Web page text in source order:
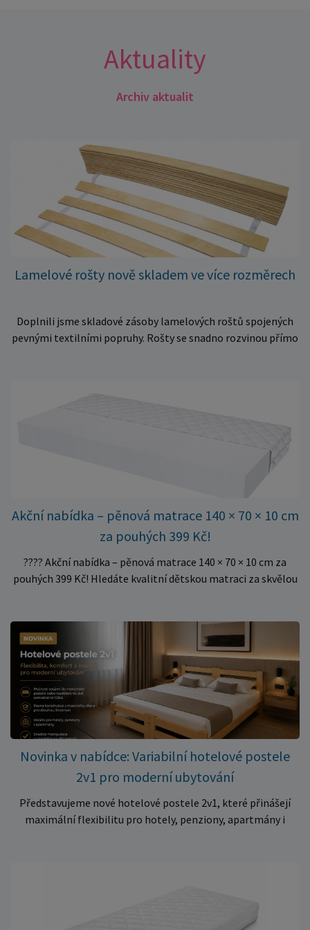
Aktuality
Archiv aktualit
Lamelové rošty nově skladem ve více rozměrech
Doplnili jsme skladové zásoby lamelových roštů spojených
pevnými textilními popruhy. Rošty se snadno rozvinou přímo
množství kusů, proto můžeme objednávky rychle expedovat.
Vyberte si vhodný rozměr a dopřejte své matraci kvalitní
podklad za výhodnou cenu.
Akční nabídka – pěnová matrace 140 × 70 × 10 cm
za pouhých 399 Kč!
???? Akční nabídka – pěnová matrace 140 × 70 × 10 cm za
pouhých 399 Kč! Hledáte kvalitní dětskou matraci za skvělou
✅ Pohodlné pěnové jádro pro komfortní spánek dítěte ✅
Skvělá volba do dětských postýlek ✅ Výjimečně výhodná cena
– jen 399 Kč Využijte této mimořádné nabídky a pořiďte
kvalitní matraci za cenu, která patří k nejvýhodnějším na
trhu. Akce platí pouze do vyprodání zásob. Nakupujte chytře a
ušetřete!
Novinka v nabídce: Variabilní hotelové postele
2v1 pro moderní ubytování
Představujeme nové hotelové postele 2v1, které přinášejí
maximální flexibilitu pro hotely, penziony, apartmány i
stabilitu a dlouhou životnost. Robustní konstrukce z